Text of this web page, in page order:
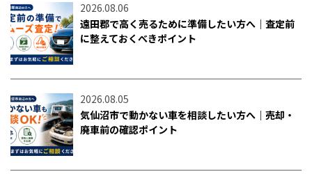
2026.08.06
遠田郡で高く売るために準備したい方へ｜査定前
に整えておくべきポイント
2026.08.05
気仙沼市で動かない車を相談したい方へ｜売却・
廃車前の確認ポイント